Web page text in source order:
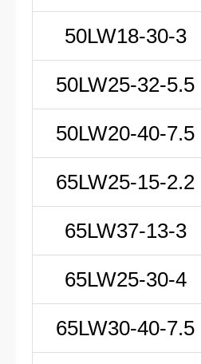
50LW18-30-3
50LW25-32-5.5
50LW20-40-7.5
65LW25-15-2.2
65LW37-13-3
65LW25-30-4
65LW30-40-7.5